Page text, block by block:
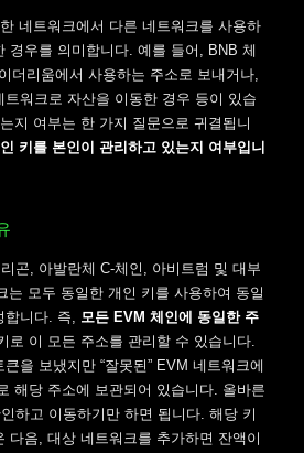
네트워크에서 다른 네트워크를 사용하
경우를 의미합니다. 예를 들어, BNB 체
더리움에서 사용하는 주소로 보내거나,
워크로 자산을 이동한 경우 등이 있습
지 여부는 한 가지 질문으로 귀결됩니
키를 본인이 관리하고 있는지 여부입니
곤, 아발란체 C-체인, 아비트럼 및 대부
는 모두 동일한 개인 키를 사용하여 동일
합니다. 즉, 모든 EVM 체인에 동일한 주
로 이 모든 주소를 관리할 수 있습니다.
큰을 보냈지만 “잘못된” EVM 네트워크에
해당 주소에 보관되어 있습니다. 올바른
하고 이동하기만 하면 됩니다. 해당 키
다음, 대상 네트워크를 추가하면 잔액이